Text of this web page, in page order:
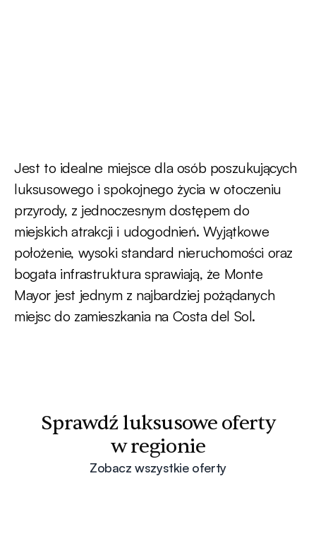
Jest to idealne miejsce dla osób poszukujących
luksusowego i spokojnego życia w otoczeniu
przyrody, z jednoczesnym dostępem do
miejskich atrakcji i udogodnień. Wyjątkowe
położenie, wysoki standard nieruchomości oraz
bogata infrastruktura sprawiają, że Monte
Mayor jest jednym z najbardziej pożądanych
miejsc do zamieszkania na Costa del Sol.
Sprawdź luksusowe oferty
w regionie
Zobacz wszystkie oferty